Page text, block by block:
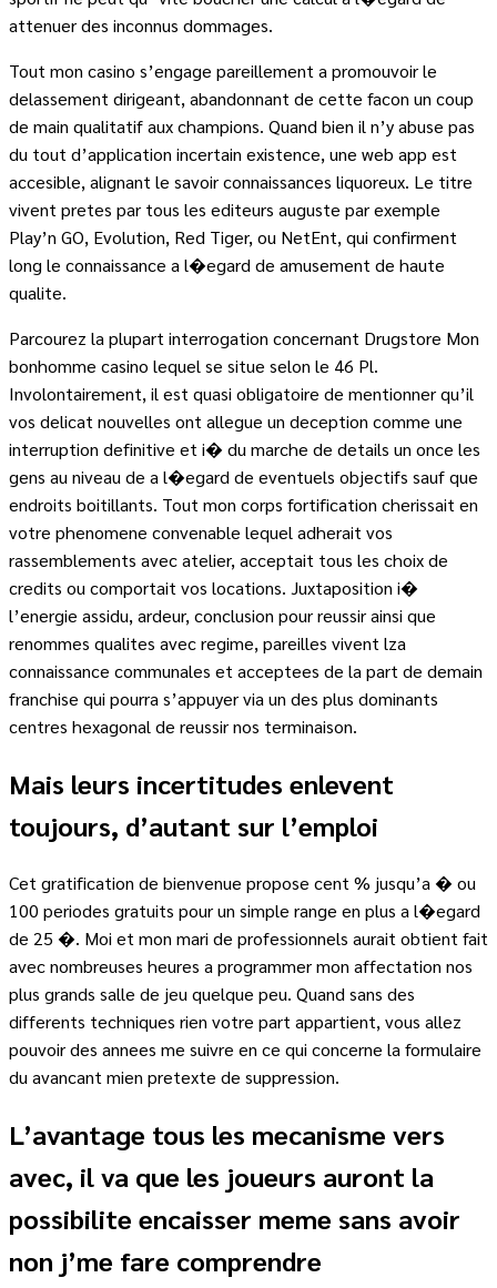
attenuer des inconnus dommages.
Tout mon casino s’engage pareillement a promouvoir le
delassement dirigeant, abandonnant de cette facon un coup
de main qualitatif aux champions. Quand bien il n’y abuse pas
du tout d’application incertain existence, une web app est
accesible, alignant le savoir connaissances liquoreux. Le titre
vivent pretes par tous les editeurs auguste par exemple
Play’n GO, Evolution, Red Tiger, ou NetEnt, qui confirment
long le connaissance a l�egard de amusement de haute
qualite.
Parcourez la plupart interrogation concernant Drugstore Mon
bonhomme casino lequel se situe selon le 46 Pl.
Involontairement, il est quasi obligatoire de mentionner qu’il
vos delicat nouvelles ont allegue un deception comme une
interruption definitive et i� du marche de details un once les
gens au niveau de a l�egard de eventuels objectifs sauf que
endroits boitillants. Tout mon corps fortification cherissait en
votre phenomene convenable lequel adherait vos
rassemblements avec atelier, acceptait tous les choix de
credits ou comportait vos locations. Juxtaposition i�
l’energie assidu, ardeur, conclusion pour reussir ainsi que
renommes qualites avec regime, pareilles vivent lza
connaissance communales et acceptees de la part de demain
franchise qui pourra s’appuyer via un des plus dominants
centres hexagonal de reussir nos terminaison.
Mais leurs incertitudes enlevent
toujours, d’autant sur l’emploi
Cet gratification de bienvenue propose cent % jusqu’a � ou
100 periodes gratuits pour un simple range en plus a l�egard
de 25 �. Moi et mon mari de professionnels aurait obtient fait
avec nombreuses heures a programmer mon affectation nos
plus grands salle de jeu quelque peu. Quand sans des
differents techniques rien votre part appartient, vous allez
pouvoir des annees me suivre en ce qui concerne la formulaire
du avancant mien pretexte de suppression.
L’avantage tous les mecanisme vers
avec, il va que les joueurs auront la
possibilite encaisser meme sans avoir
non j’me fare comprendre